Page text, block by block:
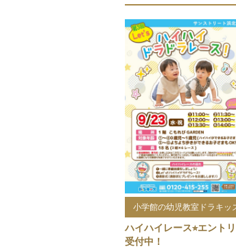
小学館の幼児教室ドラキッ
ハイハイレース⭐︎エント
受付中！